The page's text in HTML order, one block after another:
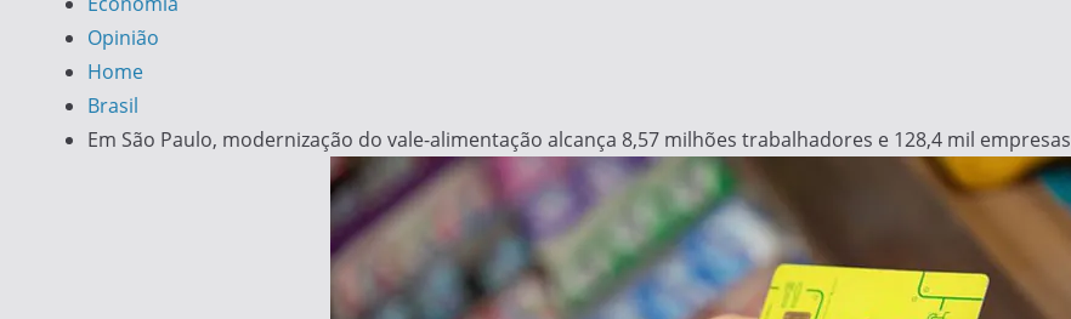
Opinião
Home
Brasil
Em São Paulo, modernização do vale-alimentação alcança 8,57 milhões trabalhadores e 128,4 mil empresas